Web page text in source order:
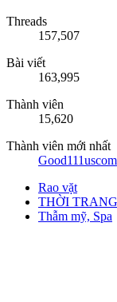
Threads
157,507
Bài viết
163,995
Thành viên
15,620
Thành viên mới nhất
Good111uscom
Rao vặt
THỜI
Thẫm mỹ, Spa